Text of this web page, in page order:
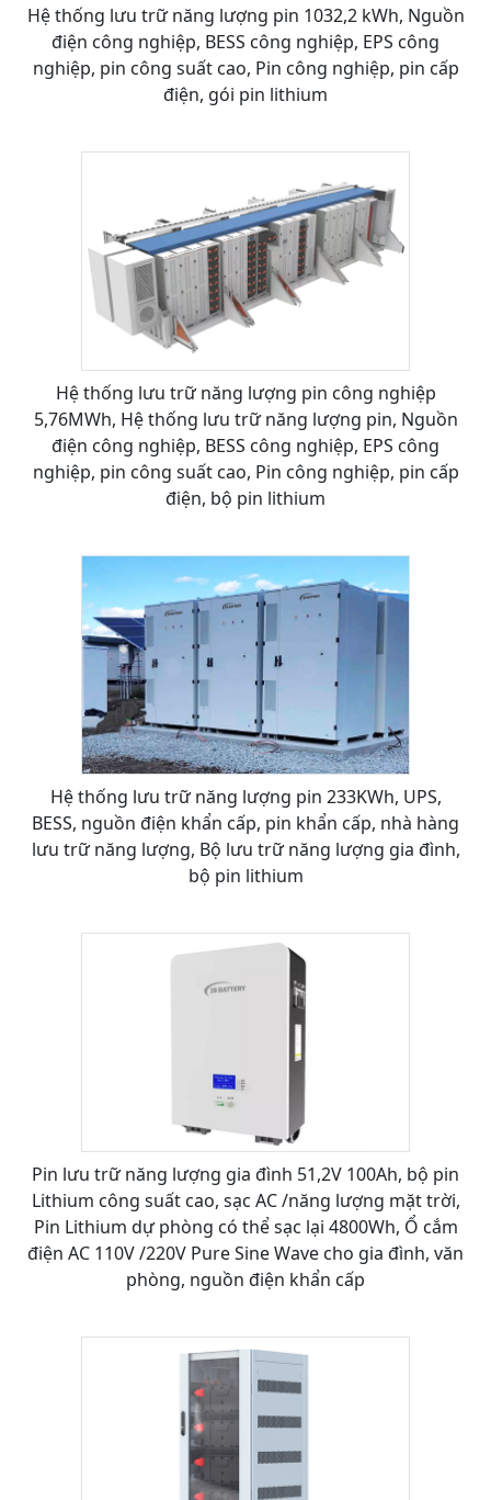
Hệ thống lưu trữ năng lượng pin 1032,2 kWh, Nguồn
điện công nghiệp, BESS công nghiệp, EPS công
nghiệp, pin công suất cao, Pin công nghiệp, pin cấp
điện, gói pin lithium
Hệ thống lưu trữ năng lượng pin công nghiệp
5,76MWh, Hệ thống lưu trữ năng lượng pin, Nguồn
điện công nghiệp, BESS công nghiệp, EPS công
nghiệp, pin công suất cao, Pin công nghiệp, pin cấp
điện, bộ pin lithium
Hệ thống lưu trữ năng lượng pin 233KWh, UPS,
BESS, nguồn điện khẩn cấp, pin khẩn cấp, nhà hàng
lưu trữ năng lượng, Bộ lưu trữ năng lượng gia đình,
bộ pin lithium
Pin lưu trữ năng lượng gia đình 51,2V 100Ah, bộ pin
Lithium công suất cao, sạc AC /năng lượng mặt trời,
Pin Lithium dự phòng có thể sạc lại 4800Wh, Ổ cắm
điện AC 110V /220V Pure Sine Wave cho gia đình, văn
phòng, nguồn điện khẩn cấp